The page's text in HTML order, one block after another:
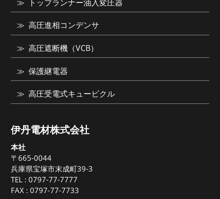
伊丹電材株式会社
本社
〒665-0044
兵庫県宝塚市末成町39-3
TEL :0797-77-7777
FAX : 0797-77-7733
トップランナー油入変圧器
高圧進相コンデンサ
高圧遮断機（VCB）
保護継電器
高圧受電式キュービクル